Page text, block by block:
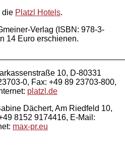
die Platzl Hotels.
Verlag (ISBN: 978-3-
14 Euro erschienen.
10, D-80331
0, Fax: +49 89 23703-800,
platzl.de
Dächert, Am Riedfeld 10,
8152 9174416, E-Mail:
max-pr.eu